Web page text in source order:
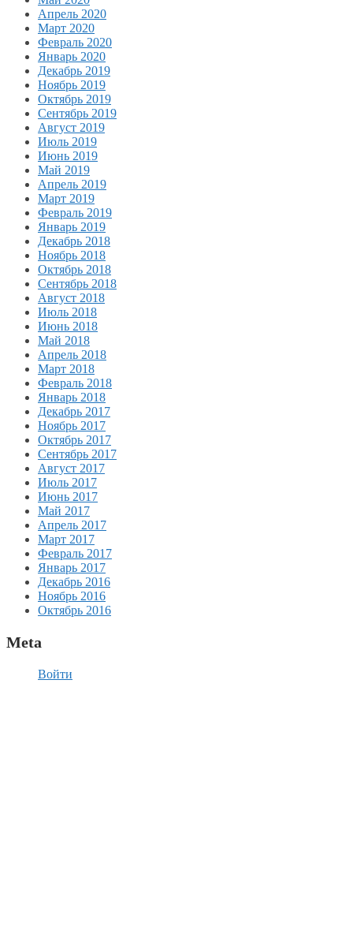
Апрель 2020
Март 2020
Февраль 2020
Январь 2020
Декабрь 2019
Ноябрь 2019
Октябрь 2019
Сентябрь 2019
Август 2019
Июль 2019
Июнь 2019
Май 2019
Апрель 2019
Март 2019
Февраль 2019
Январь 2019
Декабрь 2018
Ноябрь 2018
Октябрь 2018
Сентябрь 2018
Август 2018
Июль 2018
Июнь 2018
Май 2018
Апрель 2018
Март 2018
Февраль 2018
Январь 2018
Декабрь 2017
Ноябрь 2017
Октябрь 2017
Сентябрь 2017
Август 2017
Июль 2017
Июнь 2017
Май 2017
Апрель 2017
Март 2017
Февраль 2017
Январь 2017
Декабрь 2016
Ноябрь 2016
Октябрь 2016
Meta
Войти